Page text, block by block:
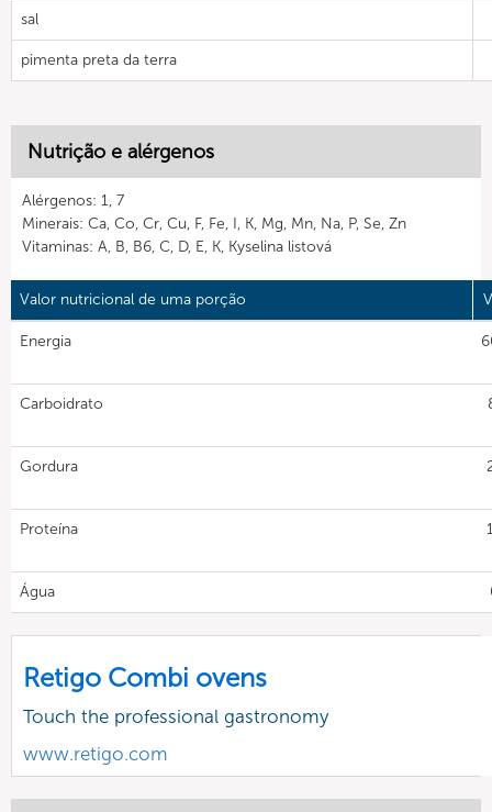
sal
pimenta preta da terra
Nutrição e alérgenos
Alérgenos: 1, 7
Minerais: Ca, Co, Cr, Cu, F, Fe, I, K, Mg, Mn, Na, P, Se, Zn
Vitaminas: A, B, B6, C, D, E, K, Kyselina listová
Valor nutricional de uma porção
Energia
Carboidrato
Gordura
Proteína
Água
Retigo Combi ovens
Touch the professional gastronomy
www.retigo.com